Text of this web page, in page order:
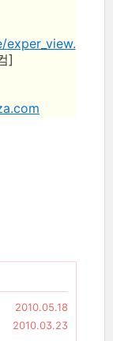
]
2010.05.18
2010.03.23